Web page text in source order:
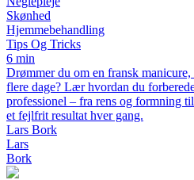
Skønhed
Hjemmebehandling
Tips Og Tricks
6 min
Drømmer du om en fransk
flere dage? Lær hvordan du
professionel – fra rens og formning
et fejlfrit resultat hver gang.
Lars Bork
Lars
Bork